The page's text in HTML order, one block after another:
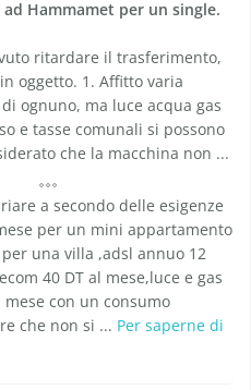
Hammamet per un single.
ritardare il trasferimento,
oggetto. 1. Affitto varia
ognuno, ma luce acqua gas
e tasse comunali si possono
che la macchina non ...
a secondo delle esigenze
per un mini appartamento
per una villa ,adsl annuo 12
40 DT al mese,luce e gas
mese con un consumo
che non si ... Per saperne di